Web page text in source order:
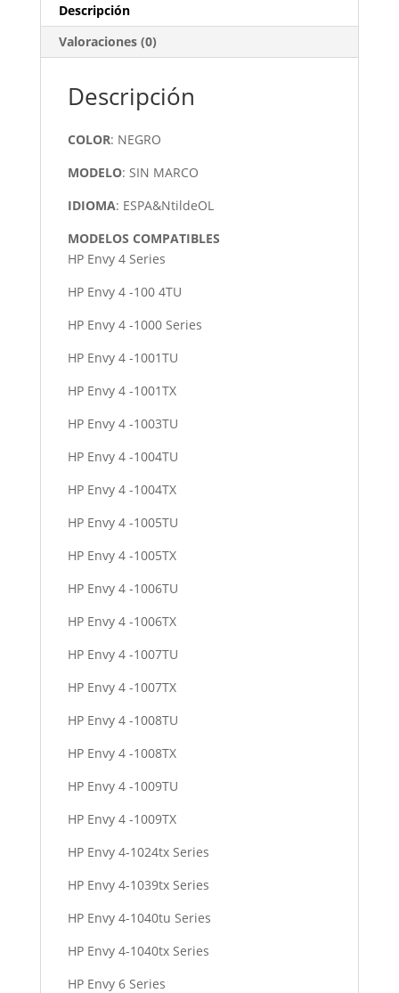
NEGRO
CANTIDAD
Descripción
Valoraciones (0)
Descripción
COLOR: NEGRO
MODELO: SIN MARCO
IDIOMA: ESPA&NtildeOL
MODELOS COMPATIBLES
HP Envy 4 Series
HP Envy 4 -100 4TU
HP Envy 4 -1000 Series
HP Envy 4 -1001TU
HP Envy 4 -1001TX
HP Envy 4 -1003TU
HP Envy 4 -1004TU
HP Envy 4 -1004TX
HP Envy 4 -1005TU
HP Envy 4 -1005TX
HP Envy 4 -1006TU
HP Envy 4 -1006TX
HP Envy 4 -1007TU
HP Envy 4 -1007TX
HP Envy 4 -1008TU
HP Envy 4 -1008TX
HP Envy 4 -1009TU
HP Envy 4 -1009TX
HP Envy 4-1024tx Series
HP Envy 4-1039tx Series
HP Envy 4-1040tu Series
HP Envy 4-1040tx Series
HP Envy 6 Series